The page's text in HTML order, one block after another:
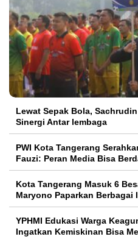
Lewat Sepak Bola,
Sinergi Antar lembaga
PWI Kota Tangerang
Fauzi: Peran Media Bisa
Kota Tangerang Masuk 6
Maryono Paparkan Berbagai
YPHMI Edukasi Warga
Ingatkan Kemiskinan Bisa